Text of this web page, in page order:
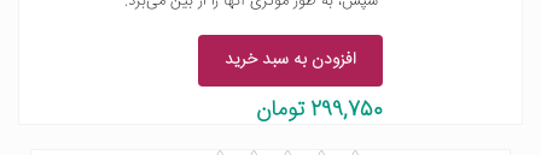
افزودن به سبد خرید
299,750 تومان